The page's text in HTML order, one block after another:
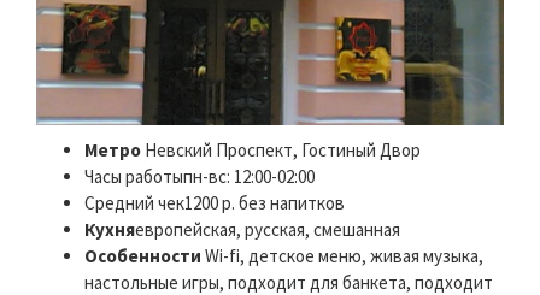
Метро Невский Проспект, Гостиный Двор
Часы работыпн-вс: 12:00-02:00
Средний чек1200 р. без напитков
Кухняевропейская, русская, смешанная
Особенности Wi-fi, детское меню, живая музыка,
настольные игры, подходит для банкета, подходит